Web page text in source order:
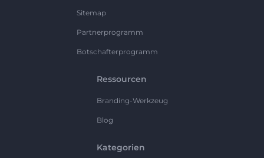
Sitemap
Partnerprogramm
Botschafterprogramm
Ressourcen
Branding-Werkzeug
Blog
Kategorien